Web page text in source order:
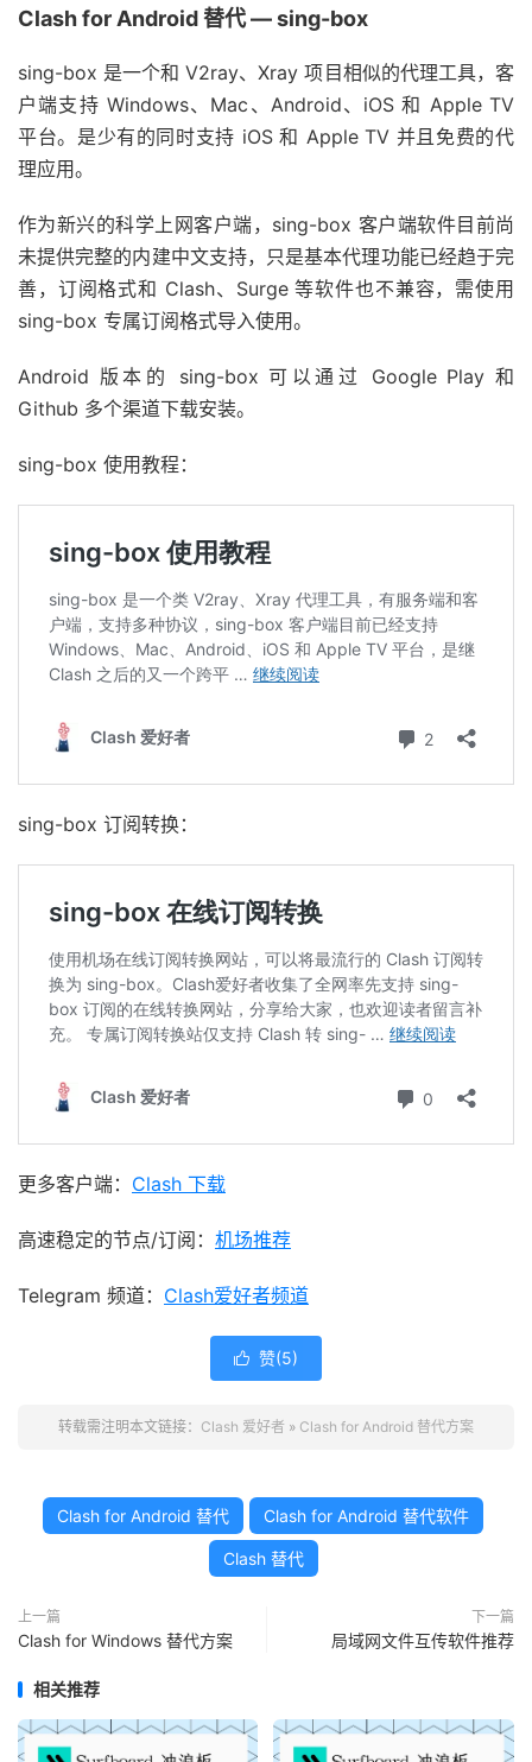
Clash for Android 替代 — sing-box
sing-box 是一个和 V2ray、Xray 项目相似的代理工具，客
户端支持 Windows、Mac、Android、iOS 和 Apple TV
平台。是少有的同时支持 iOS 和 Apple TV 并且免费的代
理应用。
作为新兴的科学上网客户端，sing-box 客户端软件目前尚
未提供完整的内建中文支持，只是基本代理功能已经趋于完
善，订阅格式和 Clash、Surge 等软件也不兼容，需使用
sing-box 专属订阅格式导入使用。
Android 版本的 sing-box 可以通过 Google Play 和
Github 多个渠道下载安装。
sing-box 使用教程：
sing-box 订阅转换：
更多客户端： Clash 下载
高速稳定的节点/订阅： 机场推荐
Telegram 频道： Clash爱好者频道
 赞(5)
转载需注明本文链接： Clash 爱好者 » Clash for Android 替代方案
Clash for Android 替代 Clash for Android 替代软件
Clash 替代
上一篇
Clash for Windows 替代方案
下一篇
局域网文件互传软件推荐
相关推荐